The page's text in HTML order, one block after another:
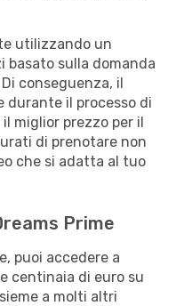
utilizzando un
basato sulla domanda
conseguenza, il
durante il processo di
miglior prezzo per il
di prenotare non
che si adatta al tuo
Prime
puoi accedere a
centinaia di euro su
a molti altri